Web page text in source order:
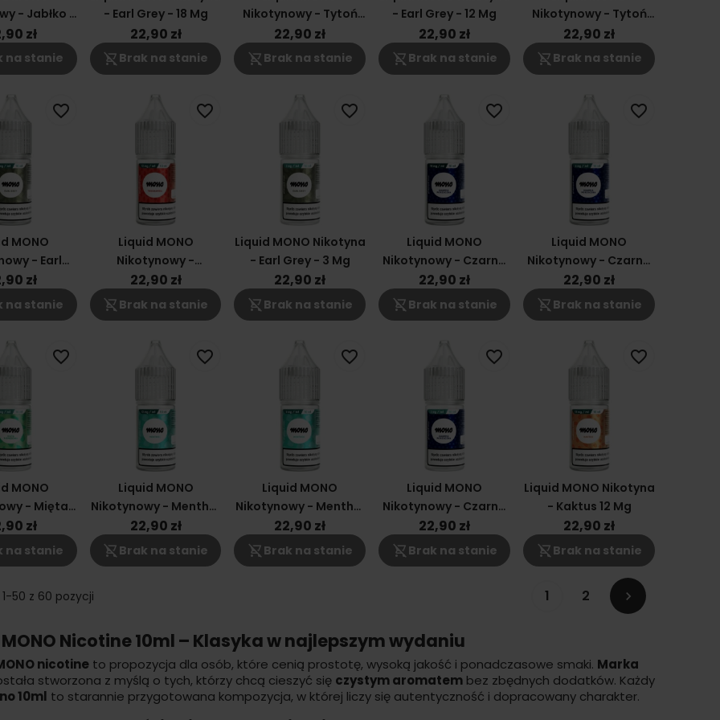
- Jabłko -
Mgzł
na stanie
- Earl Grey - 18 Mg
22,90 zł
shopping_cart_off Brak na stanie
Nikotynowy - Tytoń
RY4 12 Mg
22,90 zł
shopping_cart_off Brak na stanie
- Earl Grey - 12 Mg
22,90 zł
shopping_cart_off Brak na stanie
Nikotynowy - Tytoń
RY4 3mg
22,90 zł
shopping_cart_off Brak na stanie
MONO
- Earl
- 6 Mg
zł
na stanie
favorite_border
Liquid MONO
Nikotynowy -
Truskawka 12mg
22,90 zł
shopping_cart_off Brak na stanie
favorite_border
Liquid MONO Nikotyna
- Earl Grey - 3 Mg
22,90 zł
shopping_cart_off Brak na stanie
favorite_border
Liquid MONO
Nikotynowy - Czarna
Porzeczka 18mg
22,90 zł
shopping_cart_off Brak na stanie
favorite_border
Liquid MONO
Nikotynowy - Czarna
Porzeczka 6mg
22,90 zł
shopping_cart_off Brak na stanie
favorite_border
MONO
- Mięta
3mg
zł
na stanie
favorite_border
Liquid MONO
Nikotynowy - Menthol
- 12 Mg
22,90 zł
shopping_cart_off Brak na stanie
favorite_border
Liquid MONO
Nikotynowy - Menthol
- 6mg
22,90 zł
shopping_cart_off Brak na stanie
favorite_border
Liquid MONO
Nikotynowy - Czarna
Porzeczka 3mg
22,90 zł
shopping_cart_off Brak na stanie
favorite_border
Liquid MONO Nikotyna
- Kaktus 12 Mg
22,90 zł
shopping_cart_off Brak na stanie
favorite_border
50 z 60 pozycji 1 2 
Nicotine 10ml – Klasyka w najlepszym wydaniu
nicotineto propozycja dla osób, które cenią prostotę, wysoką jakość i ponadczasowe smaki. Marka
stworzona z myślą o tych, którzy chcą cieszyć się czystym aromatembez zbędnych dodatków. Każdy
10ml to starannie przygotowana kompozycja, w której liczy się autentyczność i dopracowany charakter.